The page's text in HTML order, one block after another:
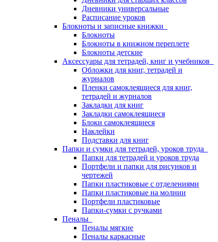
Дневники универсальные
Расписание уроков
Блокноты и записные книжки
Блокноты
Блокноты в книжном переплете
Блокноты детские
Аксессуары для тетрадей, книг и учебников
Обложки для книг, тетрадей и
журналов
Пленки самоклеящиеся для книг,
тетрадей и журналов
Закладки для книг
Закладки самоклеящиеся
Блоки самоклеящиеся
Наклейки
Подставки для книг
Папки и сумки для тетрадей, уроков труда
Папки для тетрадей и уроков труда
Портфели и папки для рисунков и
чертежей
Папки пластиковые с отделениями
Папки пластиковые на молнии
Портфели пластиковые
Папки-сумки с ручками
Пеналы
Пеналы мягкие
Пеналы каркасные